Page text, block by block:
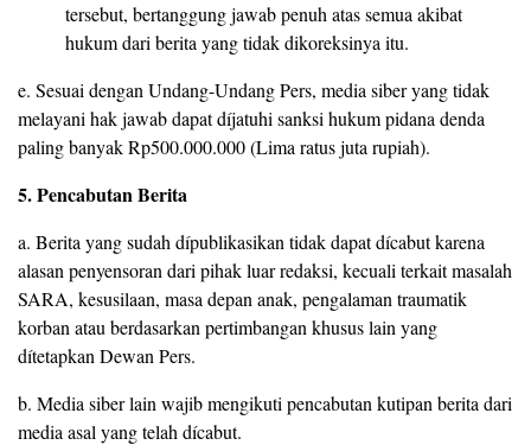
tersebut, bertanggung jawab penuh atas semua akibat
hukum dari berita yang tidak dikoreksinya itu.
e. Sesuai dengan Undang-Undang Pers, media siber yang tidak
melayani hak jawab dapat díjatuhi sanksi hukum pidana denda
paling banyak Rp500.000.000 (Lima ratus juta rupiah).
5. Pencabutan Berita
a. Berita yang sudah dípublikasikan tidak dapat dícabut karena
alasan penyensoran dari pihak luar redaksi, kecuali terkait masalah
SARA, kesusilaan, masa depan anak, pengalaman traumatik
korban atau berdasarkan pertimbangan khusus lain yang
dítetapkan Dewan Pers.
b. Media siber lain wajib mengikuti pencabutan kutipan berita dari
media asal yang telah dícabut.